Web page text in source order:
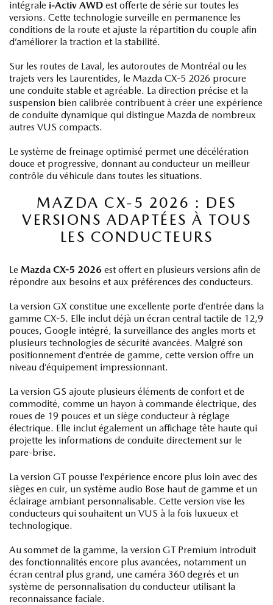
intégrale i-Activ AWD est offerte de série sur toutes les
versions. Cette technologie surveille en permanence les
conditions de la route et ajuste la répartition du couple afin
d’améliorer la traction et la stabilité.
Sur les routes de Laval, les autoroutes de Montréal ou les
trajets vers les Laurentides, le Mazda CX-5 2026 procure
une conduite stable et agréable. La direction précise et la
suspension bien calibrée contribuent à créer une expérience
de conduite dynamique qui distingue Mazda de nombreux
autres VUS compacts.
Le système de freinage optimisé permet une décélération
douce et progressive, donnant au conducteur un meilleur
contrôle du véhicule dans toutes les situations.
MAZDA CX-5 2026 : DES
VERSIONS ADAPTÉES À TOUS
LES CONDUCTEURS
Le Mazda CX-5 2026 est offert en plusieurs versions afin de
répondre aux besoins et aux préférences des conducteurs.
La version GX constitue une excellente porte d’entrée dans la
gamme CX-5. Elle inclut déjà un écran central tactile de 12,9
pouces, Google intégré, la surveillance des angles morts et
plusieurs technologies de sécurité avancées. Malgré son
positionnement d’entrée de gamme, cette version offre un
niveau d’équipement impressionnant.
La version GS ajoute plusieurs éléments de confort et de
commodité, comme un hayon à commande électrique, des
roues de 19 pouces et un siège conducteur à réglage
électrique. Elle inclut également un affichage tête haute qui
projette les informations de conduite directement sur le
pare-brise.
La version GT pousse l’expérience encore plus loin avec des
sièges en cuir, un système audio Bose haut de gamme et un
éclairage ambiant personnalisable. Cette version vise les
conducteurs qui souhaitent un VUS à la fois luxueux et
technologique.
Au sommet de la gamme, la version GT Premium introduit
des fonctionnalités encore plus avancées, notamment un
écran central plus grand, une caméra 360 degrés et un
système de personnalisation du conducteur utilisant la
reconnaissance faciale.